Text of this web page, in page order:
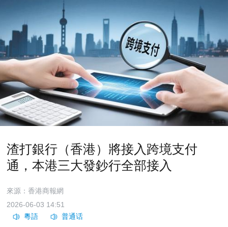
渣打銀行（香港）將接入跨境支付
通，本港三大發鈔行全部接入
來源：香港商報網
2026-06-03 14:51